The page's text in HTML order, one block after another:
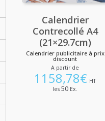
Calendrier
Contrecollé A4
(21×29.7cm)
Calendrier publicitaire à prix
discount
A partir de
1158,78€ HT
les50 Ex.